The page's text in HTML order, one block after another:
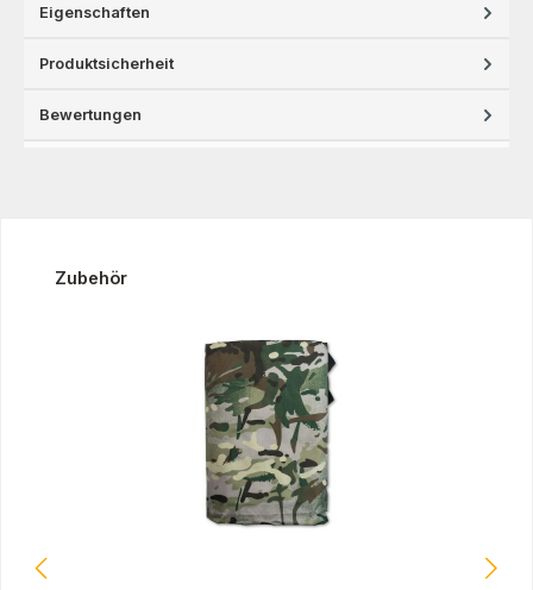
Eigenschaften
Produktsicherheit
Bewertungen
Produktgalerie überspringen
Zubehör